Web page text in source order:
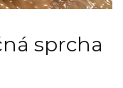
sprcha